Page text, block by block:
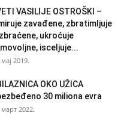
VASILIJE OSTROŠKI –
zavađene, zbratimljuje
ukroćuje
isceljuje...
2019.
OKO UŽICA
30 miliona evra
март 2022.